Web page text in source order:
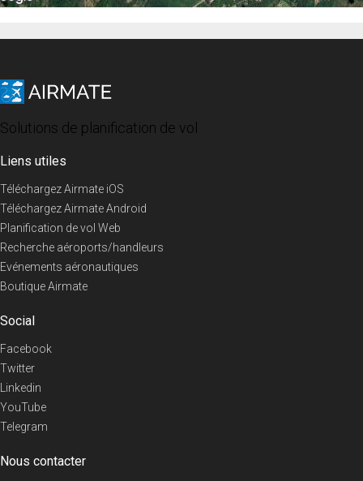
Solutions de planification de vol
Liens utiles
Téléchargez Airmate iOS
Téléchargez Airmate Android
Planification de vol Web
Recherche aéroports/handleurs
Evénements aéronautiques
Boutique Airmate
Social
Facebook
Twitter
Linkedin
YouTube
Telegram
Nous contacter